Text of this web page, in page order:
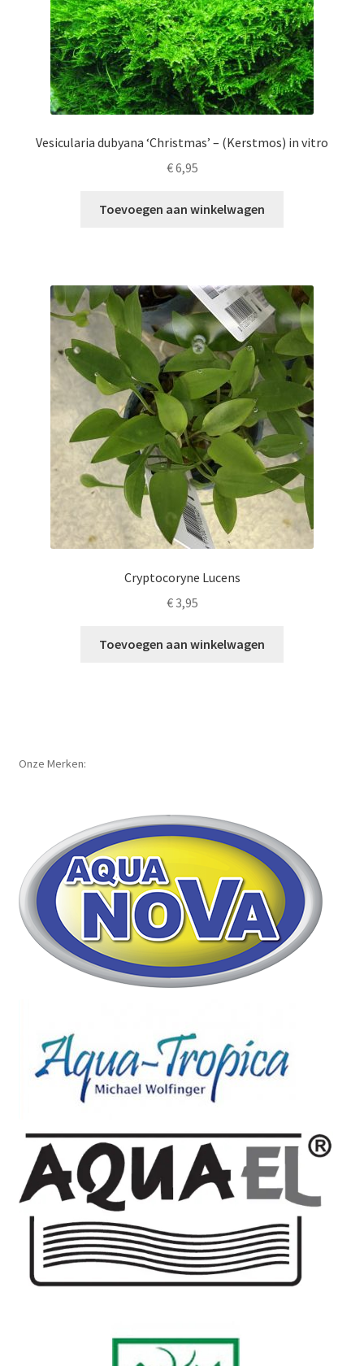
Vesicularia dubyana ‘Christmas’ – (Kerstmos) in vitro
€6,95
Toevoegen aan winkelwagen
Cryptocoryne Lucens
€3,95
Toevoegen aan winkelwagen
Onze Merken: